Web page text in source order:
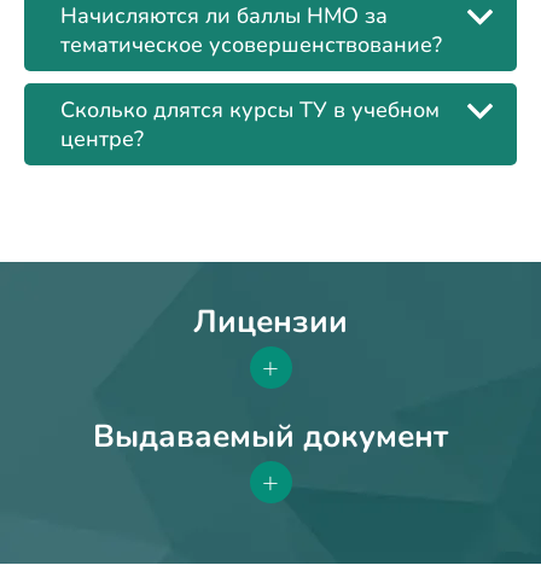
Начисляются ли баллы НМО за
тематическое усовершенствование?
Сколько длятся курсы ТУ в учебном
центре?
Лицензии
+
Выдаваемый документ
+